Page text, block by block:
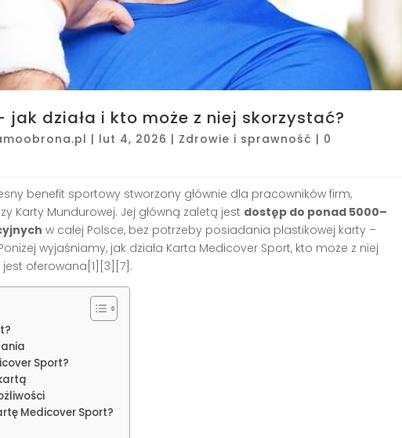
jak działa i kto może z niej skorzystać?
| lut 4, 2026 | Zdrowie i sprawność | 0
benefit sportowy stworzony głównie dla pracowników firm,
Karty Mundurowej. Jej główną zaletą jest dostęp do ponad 5000–
w całej Polsce, bez potrzeby posiadania plastikowej karty –
wyjaśniamy, jak działa Karta Medicover Sport, kto może z niej
oferowana [1][3][7] .
Sport?
Medicover Sport?